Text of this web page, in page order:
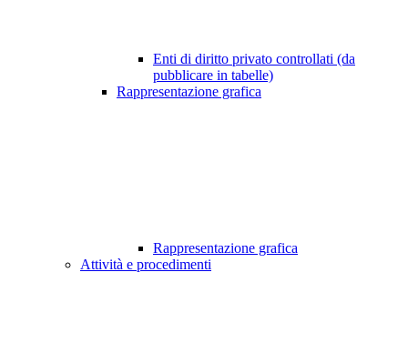
Enti di diritto privato controllati (da
pubblicare in tabelle)
Rappresentazione grafica
Rappresentazione grafica
Attività e procedimenti